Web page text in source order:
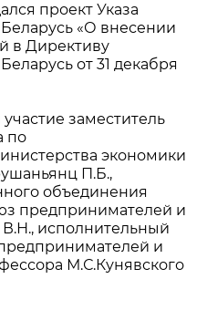
проект Указа
«О внесении
в Директиву
от 31 декабря
заместитель
по
экономики
П.Б.,
объединения
предпринимателей и
В.Н., исполнительный
и
М.С.Кунявского